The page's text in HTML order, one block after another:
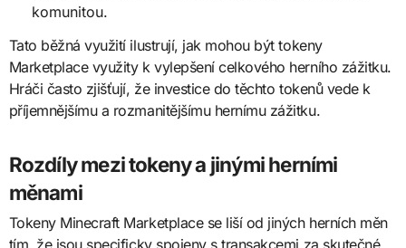
komunitou.
Tato běžná využití ilustrují, jak mohou být tokeny
Marketplace využity k vylepšení celkového herního zážitku.
Hráči často zjišťují, že investice do těchto tokenů vede k
příjemnějšímu a rozmanitějšímu hernímu zážitku.
Rozdíly mezi tokeny a jinými herními
měnami
Tokeny Minecraft Marketplace se liší od jiných herních měn